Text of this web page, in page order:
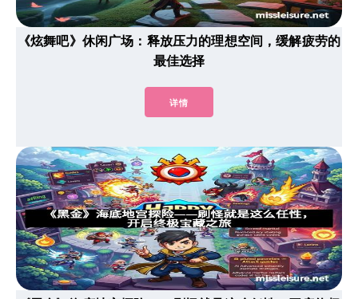
《炫舞吧》休闲广场：释放压力的理想空间，缓解疲劳的
最佳选择
详情